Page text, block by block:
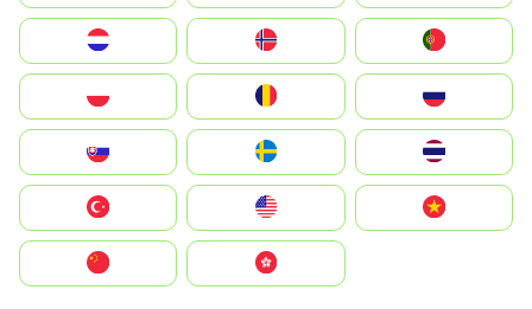
United States
中國香港特別行政區